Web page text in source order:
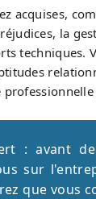
acquises,
la
techniques.
: avant
sur
que vous